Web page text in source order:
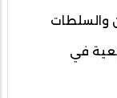
والسلطات
في